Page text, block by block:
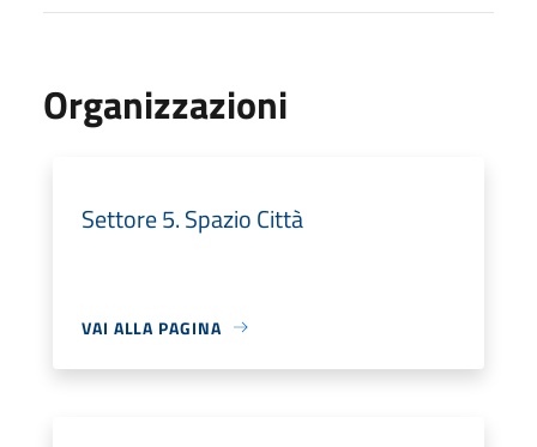
Organizzazioni
Settore 5. Spazio Città
VAI ALLA PAGINA